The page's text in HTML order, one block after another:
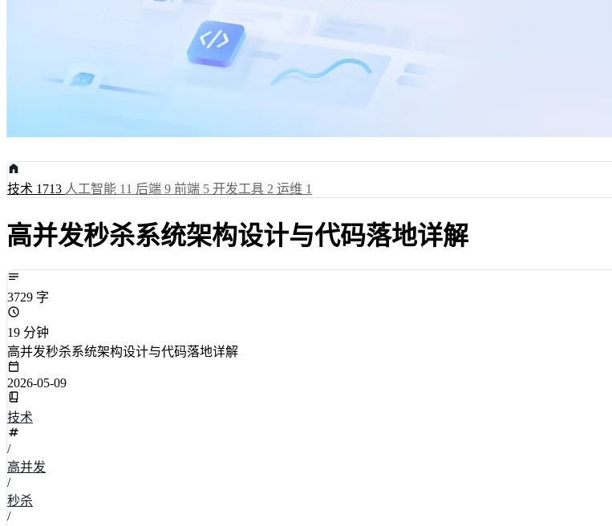
技术 1713 人工智能 11 后端 9 前端 5 开发工具 2 运维 1
高并发秒杀系统架构设计与代码落地详解
3729 字
19 分钟
高并发秒杀系统架构设计与代码落地详解
2026-05-09
技术
/
高并发
/
秒杀
/